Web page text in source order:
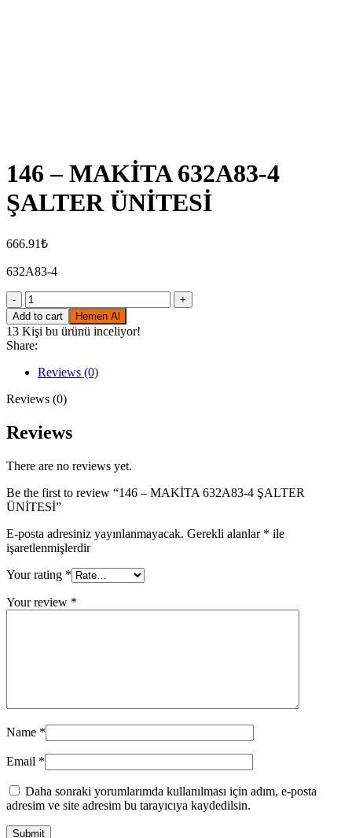
146 – MAKİTA 632A83-4
ŞALTER ÜNİTESİ
666.91₺
632A83-4
146
-
MAKİTA
632A83-
4
ŞALTER
ÜNİTESİ
quantity
Add to cart Hemen Al
13 Kişi bu ürünü inceliyor!
Share:
Reviews (0)
Reviews (0)
Reviews
There are no reviews yet.
Be the first to review “146 – MAKİTA 632A83-4 ŞALTER
ÜNİTESİ”
E-posta adresiniz yayınlanmayacak. Gerekli alanlar * ile
işaretlenmişlerdir
Your rating *
Your review *
Name *
Email *
Daha sonraki yorumlarımda kullanılması için adım, e-posta
adresim ve site adresim bu tarayıcıya kaydedilsin.